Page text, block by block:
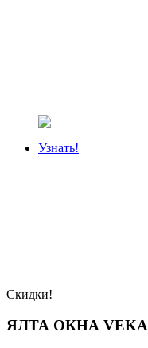
Узнать!
Скидки!
ЯЛТА ОКНА VEKA